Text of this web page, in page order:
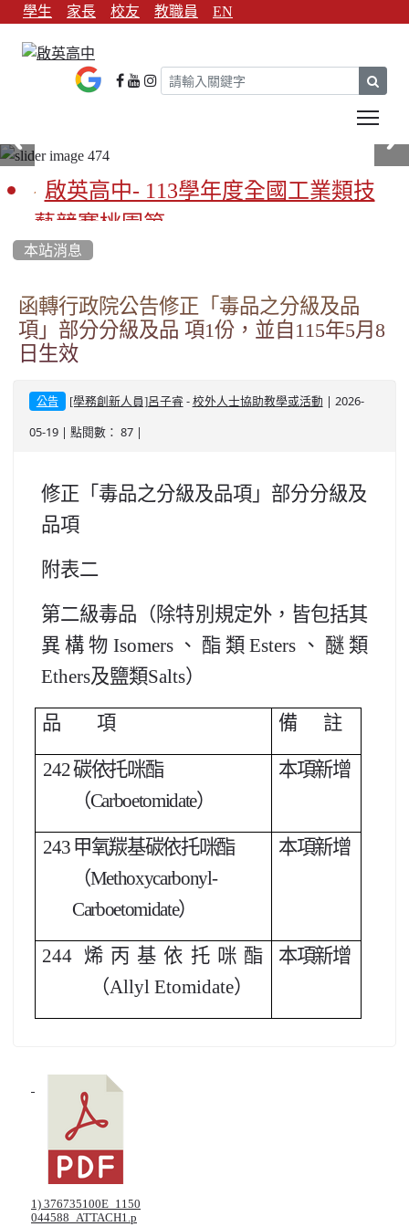
學生 家長 校友 教職員 EN
啟英高中- 113學年度全國工業類技
藝競賽桃園第一
啟英高中-113學年全國學生家事類技
藝競賽榮獲1支金手獎3支優勝
亞洲金牌在啟英！-機器人競賽亞洲
第一
餐飲管理科桃園第一、資料處理科
北台灣私校第一
啟英高中-時尚科桃園第一
本站消息
函轉行政院公告修正「毒品之分級及品
項」部分分級及品 項1份，並自115年5月8
日生效
公告 [學務創新人員]呂子睿 - 校外人士協助教學或活動 | 2026-
05-19 | 點閱數： 87 |
修正「毒品之分級及品項」部分分級及
品項
附表二
第二級毒品（除特別規定外，皆包括其
異構物Isomers、酯類Esters、醚類
Ethers及鹽類Salts）
品 項 備 註
242碳依托咪酯
（Carboetomidate）
本項新增
243 甲氧羰基碳依托咪酯
（Methoxycarbonyl-
Carboetomidate）
本項新增
244 烯丙基依托咪酯
（Allyl Etomidate）
本項新增
1) 376735100E_1150
044588_ATTACH1.p